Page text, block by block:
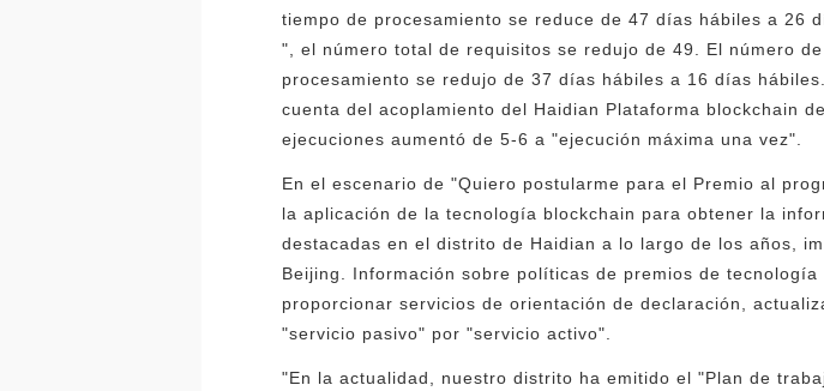
tiempo de procesamiento se reduce de 47 días hábiles a 26
", el número total de requisitos se redujo de 49. El número
procesamiento se redujo de 37 días hábiles a 16 días
cuenta del acoplamiento del Haidian Plataforma blockchain
ejecuciones aumentó de 5-6 a "ejecución máxima una vez".
En el escenario de "Quiero postularme para el Premio al
la aplicación de la tecnología blockchain para obtener la
destacadas en el distrito de Haidian a lo largo de los años,
Beijing. Información sobre políticas de premios de
proporcionar servicios de orientación de declaración,
"servicio pasivo" por "servicio activo".
"En la actualidad, nuestro distrito ha emitido el "Plan de